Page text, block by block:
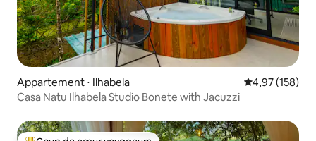
Appartement ⋅ Ilhabela Évaluation
4,97 (158)
Casa Natu Ilhabela Studio Bonete with Jacuzzi